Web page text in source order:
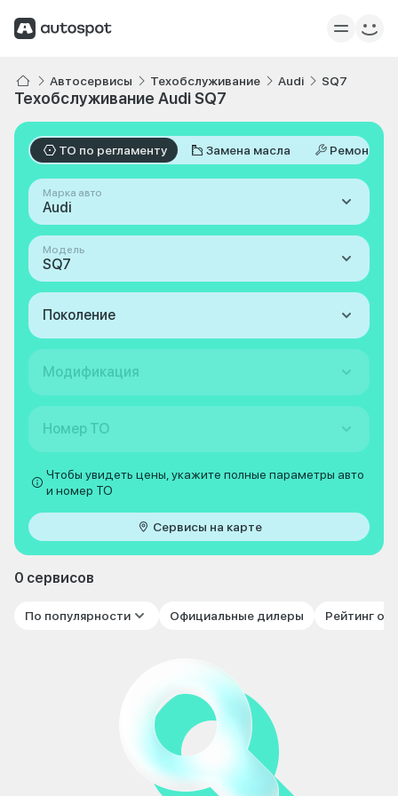
Автосервисы Техобслуживание Audi SQ7
Техобслуживание Audi SQ7
ТО по регламенту Замена масла Ремонт
Марка авто
Audi
Модель
SQ7
Поколение
Модификация
Номер ТО
Чтобы увидеть цены, укажите полные параметры авто
и номер ТО
Сервисы на карте
0 сервисов
По популярности Официальные дилеры Рейтинг